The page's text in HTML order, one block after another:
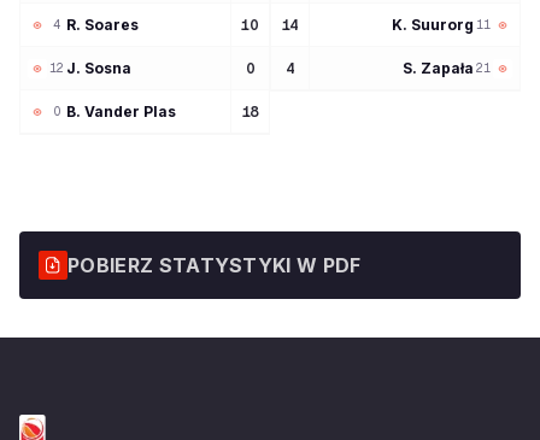
4 R Soares 10
12 J Sosna 0
0 B Vander Plas 18
11
K Suurorg
14
21
S Zapała
4
POBIERZ STATYSTYKI W PDF